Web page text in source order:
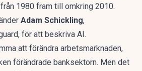
1980 fram till omkring 2010.
Adam Schickling,
för att beskriva AI.
att förändra arbetsmarknaden,
förändrade banksektorn. Men det